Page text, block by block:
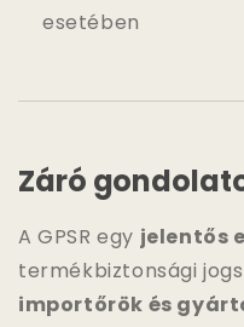
esetében
Záró
A GPSR egy jelentős
termékbiztonsági
importőrök és